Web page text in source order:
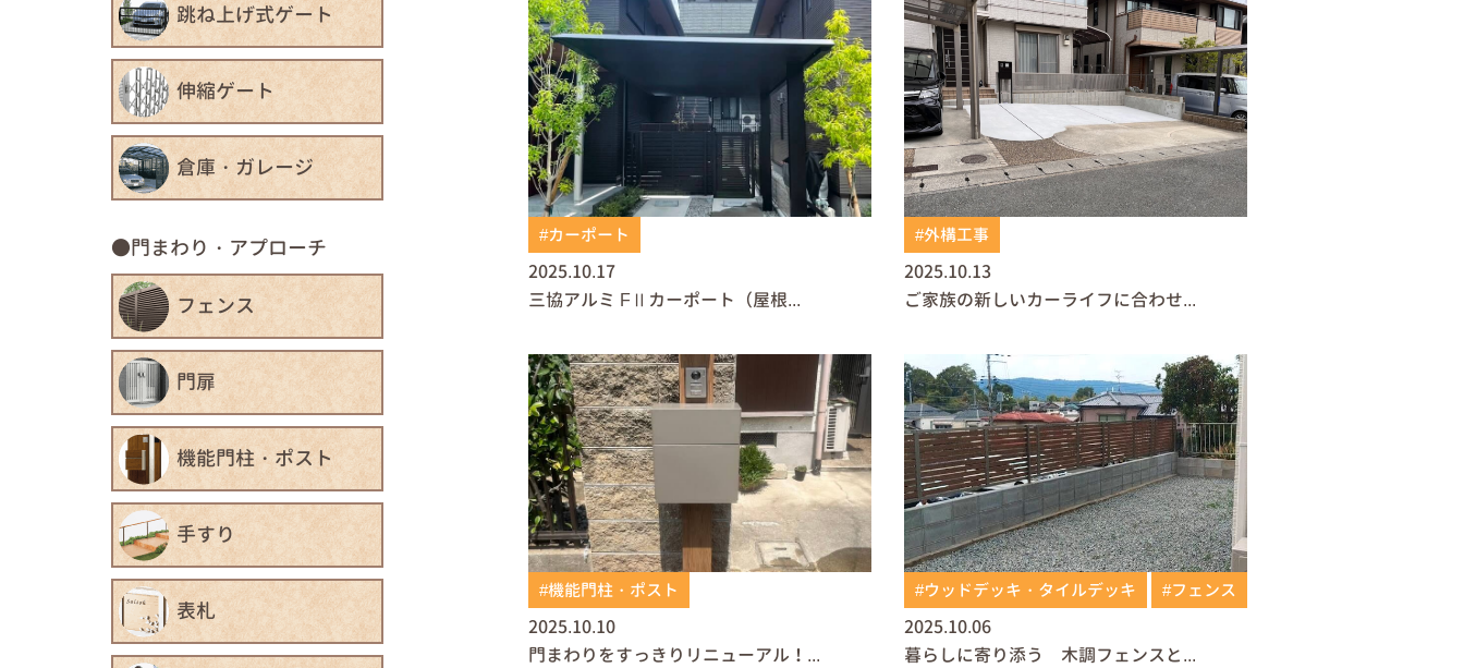
#カーポート
2025.10.17
三協アルミ FⅡカーポート（屋根...
#外構工事
2025.10.13
ご家族の新しいカーライフに合わせ...
#機能門柱・ポスト
2025.10.10
門まわりをすっきりリニューアル！...
#ウッドデッキ・タイルデッキ #フェンス
2025.10.06
暮らしに寄り添う 木調フェンスと...
跳ね上げ式ゲート
伸縮ゲート
倉庫・ガレージ
門まわり・アプローチ
フェンス
門扉
機能門柱・ポスト
手すり
表札